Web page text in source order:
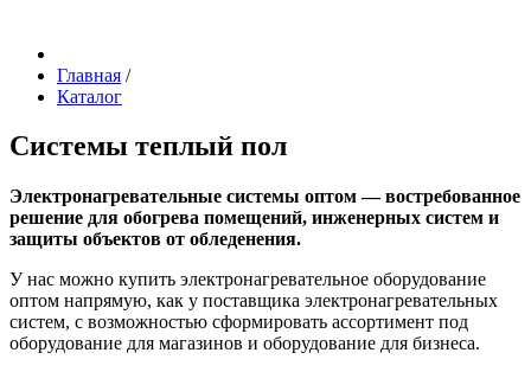
Главная /
Каталог
Системы теплый пол
Электронагревательные системы оптом — востребованное
решение для обогрева помещений, инженерных систем и
защиты объектов от обледенения.
У нас можно купить электронагревательное оборудование
оптом напрямую, как у поставщика электронагревательных
систем, с возможностью сформировать ассортимент под
оборудование для магазинов и оборудование для бизнеса.